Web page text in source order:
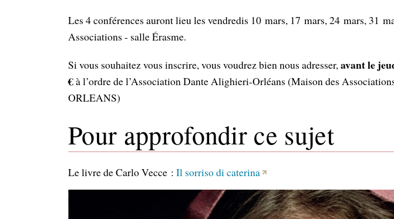
Les 4 conférences auront lieu les vendredis 10 mars, 17 mars, 24 mars, 31
Associations - salle Érasme.
Si vous souhaitez vous inscrire, vous voudrez bien nous adresser,avant le
€à l’ordre de l’Association Dante Alighieri-Orléans (Maison des
ORLEANS)
Pour approfondir ce sujet
Le livre de Carlo Vecce : Il sorriso di caterina